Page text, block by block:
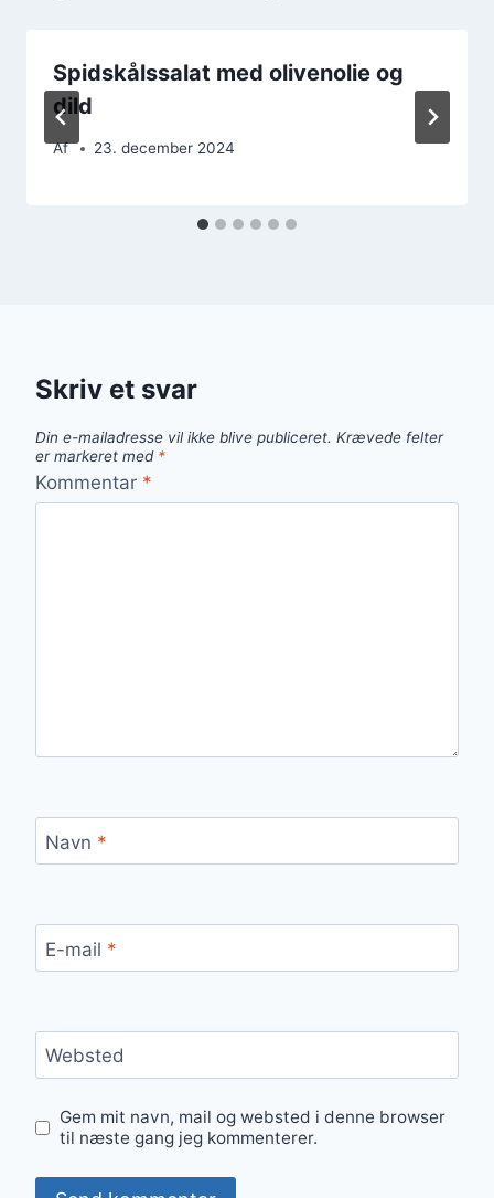
Spidskålssalat med olivenolie og
dild
Af 23. december 2024
Skriv et svar
Din e-mailadresse vil ikke blive publiceret. Krævede felter
er markeret med *
Kommentar *
Navn *
E-mail *
Websted
Gem mit navn, mail og websted i denne browser
til næste gang jeg kommenterer.